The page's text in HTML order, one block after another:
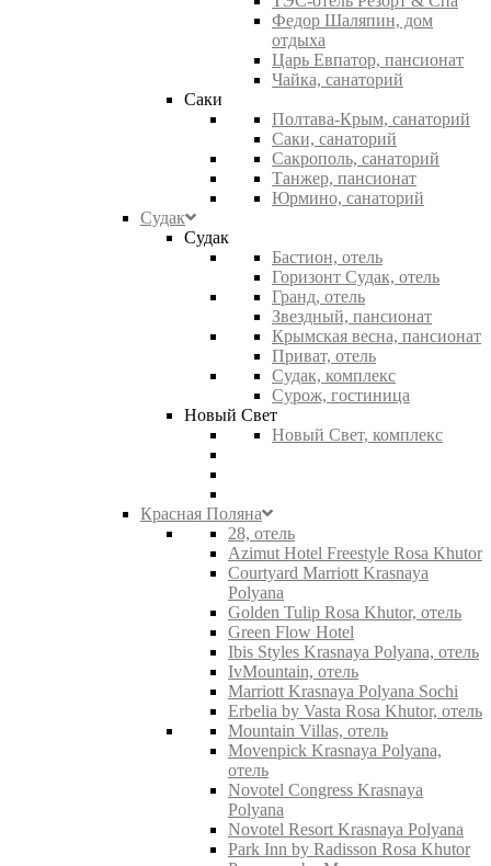
Федор Шаляпин, дом
отдыха
Царь Евпатор, пансионат
Чайка, санаторий
Саки
Полтава-Крым, санаторий
Саки, санаторий
Сакрополь, санаторий
Танжер, пансионат
Юрмино, санаторий
Судак
Судак
Бастион, отель
Горизонт Судак, отель
Гранд, отель
Звездный, пансионат
Крымская весна, пансионат
Приват, отель
Судак, комплекс
Сурож, гостиница
Новый Свет
Новый Свет, комплекс
Красная Поляна
28, отель
Azimut Hotel Freestyle Rosa Khutor
Courtyard Marriott Krasnaya
Polyana
Golden Tulip Rosa Khutor, отель
Green Flow Hotel
Ibis Styles Krasnaya Polyana, отель
IvMountain, отель
Marriott Krasnaya Polyana Sochi
Erbelia by Vasta Rosa Khutor, отель
Mountain Villas, отель
Movenpick Krasnaya Polyana,
отель
Novotel Congress Krasnaya
Polyana
Novotel Resort Krasnaya Polyana
Park Inn by Radisson Rosa Khutor